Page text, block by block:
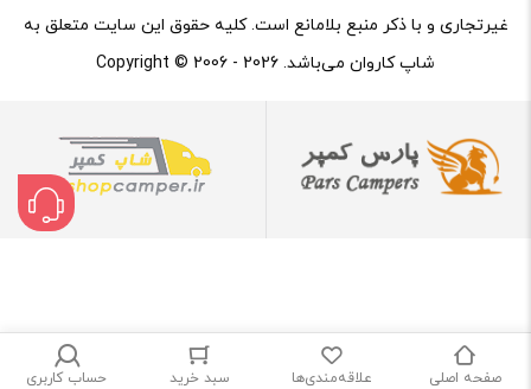
غیرتجاری و با ذکر منبع بلامانع است. کلیه حقوق این سایت متعلق به
شاپ کاروان می‌باشد. Copyright © 2006 - 2026
صفحه اصلی علاقه‌مندی‌ها سبد خرید حساب کاربری